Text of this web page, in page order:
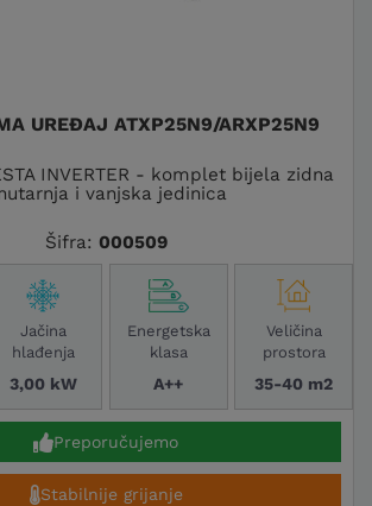
UREĐAJ ATXP25N9/ARXP25N9
INVERTER - komplet bijela zidna
i vanjska jedinica
Šifra: 000509
Jačina
hlađenja
3,00 kW
Energetska
klasa
A++
Veličina
prostora
35-40 m2
Preporučujemo
Stabilnije grijanje